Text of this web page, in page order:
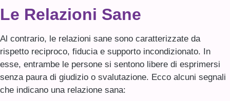
Le Relazioni Sane
Al contrario, le relazioni sane sono caratterizzate da
rispetto reciproco, fiducia e supporto incondizionato. In
esse, entrambe le persone si sentono libere di esprimersi
senza paura di giudizio o svalutazione. Ecco alcuni segnali
che indicano una relazione sana: